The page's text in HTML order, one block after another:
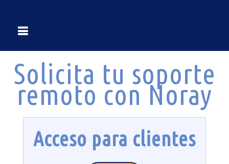
Solicita tu soporte
remoto con Noray
Acceso para clientes